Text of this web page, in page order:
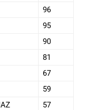
96
95
90
81
67
59
57